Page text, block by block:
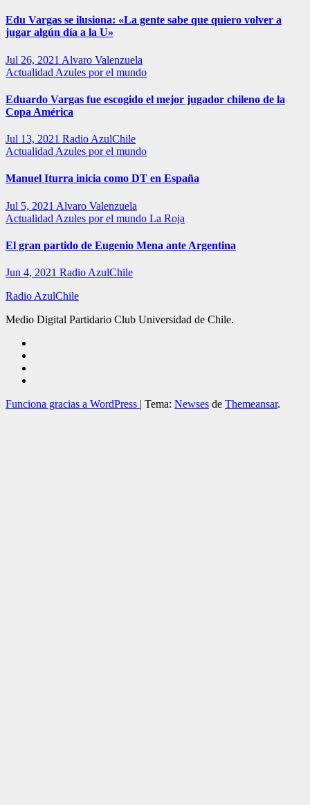
Edu Vargas se ilusiona: «La gente sabe que quiero volver a
jugar algún día a la U»
Jul 26, 2021 Alvaro Valenzuela
Actualidad Azules por el mundo
Eduardo Vargas fue escogido el mejor jugador chileno de la
Copa América
Jul 13, 2021 Radio AzulChile
Actualidad Azules por el mundo
Manuel Iturra inicia como DT en España
Jul 5, 2021 Alvaro Valenzuela
Actualidad Azules por el mundo La Roja
El gran partido de Eugenio Mena ante Argentina
Jun 4, 2021 Radio AzulChile
Radio AzulChile
Medio Digital Partidario Club Universidad de Chile.
Funciona gracias a WordPress | Tema: Newses de Themeansar.